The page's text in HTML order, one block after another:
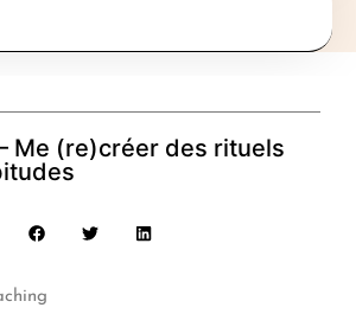
Me (re)créer des rituels